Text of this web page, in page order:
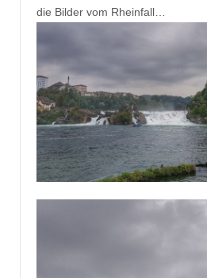
die Bilder vom Rheinfall…